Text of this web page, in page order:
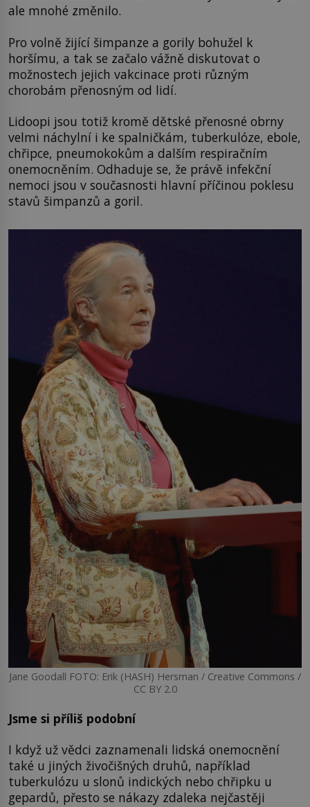
ale mnohé změnilo.
Pro volně žijící šimpanze a gorily bohužel k
horšímu, a tak se začalo vážně diskutovat o
možnostech jejich vakcinace proti různým
chorobám přenosným od lidí.
Lidoopi jsou totiž kromě dětské přenosné obrny
velmi náchylní i ke spalničkám, tuberkulóze, ebole,
chřipce, pneumokokům a dalším respiračním
onemocněním. Odhaduje se, že právě infekční
nemoci jsou v současnosti hlavní příčinou poklesu
stavů šimpanzů a goril.
Jane Goodall FOTO: Erik (HASH) Hersman / Creative Commons /
CC BY 2.0
Jsme si příliš podobní
I když už vědci zaznamenali lidská onemocnění
také u jiných živočišných druhů, například
tuberkulózu u slonů indických nebo chřipku u
gepardů, přesto se nákazy zdaleka nejčastěji